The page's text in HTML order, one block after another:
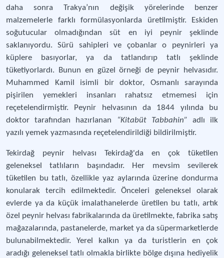
daha sonra Trakya’nın değişik yörelerinde benzer
malzemelerle farklı formülasyonlarda üretilmiştir. Eskiden
soğutucular olmadığından süt en iyi peynir şeklinde
saklanıyordu. Sürü sahipleri ve çobanlar o peynirleri ya
küplere basıyorlar, ya da tatlandırıp tatlı şeklinde
tüketiyorlardı. Bunun en güzel örneği de peynir helvasıdır.
Muhammed Kamil isimli bir doktor, Osmanlı sarayında
pişirilen yemekleri insanları rahatsız etmemesi için
reçetelendirmiştir. Peynir helvasının da 1844 yılında bu
doktor tarafından hazırlanan
“Kitabüt Tabbahin” adlı ilk
yazılı yemek yazmasında reçetelendirildiği bildirilmiştir.
Tekirdağ peynir helvası Tekirdağ'da en çok tüketilen
geleneksel tatlıların başındadır. Her mevsim sevilerek
tüketilen bu tatlı, özellikle yaz aylarında üzerine dondurma
konularak tercih edilmektedir. Önceleri geleneksel olarak
evlerde ya da küçük imalathanelerde üretilen bu tatlı, artık
özel peynir helvası fabrikalarında da üretilmekte, fabrika satış
mağazalarında, pastanelerde, market ya da süpermarketlerde
bulunabilmektedir. Yerel kalkın ya da turistlerin en çok
aradığı geleneksel tatlı olmakla birlikte bölge dışına hediyelik